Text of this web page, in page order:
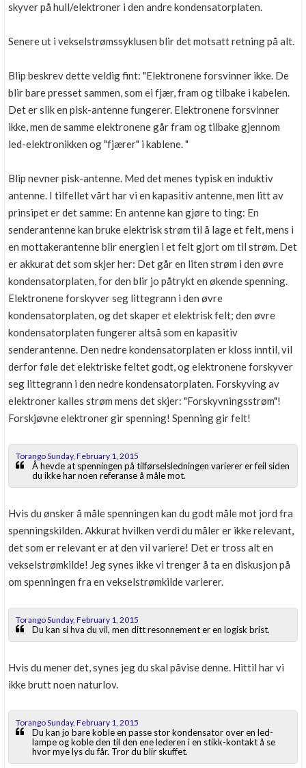
skyver på hull/elektroner i den andre kondensatorplaten.
Senere ut i vekselstrømssyklusen blir det motsatt retning på alt.
Blip beskrev dette veldig fint: "Elektronene forsvinner ikke. De
blir bare presset sammen, som ei fjær, fram og tilbake i kabelen.
Det er slik en pisk-antenne fungerer. Elektronene forsvinner
ikke, men de samme elektronene går fram og tilbake gjennom
led-elektronikken og "fjærer" i kablene. "
Blip nevner pisk-antenne. Med det menes typisk en induktiv
antenne. I tilfellet vårt har vi en kapasitiv antenne, men litt av
prinsipet er det samme: En antenne kan gjøre to ting: En
senderantenne kan bruke elektrisk strøm til å lage et felt, mens i
en mottakerantenne blir energien i et felt gjort om til strøm. Det
er akkurat det som skjer her: Det går en liten strøm i den øvre
kondensatorplaten, for den blir jo påtrykt en økende spenning.
Elektronene forskyver seg littegrann i den øvre
kondensatorplaten, og det skaper et elektrisk felt; den øvre
kondensatorplaten fungerer altså som en kapasitiv
senderantenne. Den nedre kondensatorplaten er kloss inntil, vil
derfor føle det elektriske feltet godt, og elektronene forskyver
seg littegrann i den nedre kondensatorplaten. Forskyving av
elektroner kalles strøm mens det skjer: "Forskyvningsstrøm"!
Forskjøvne elektroner gir spenning! Spenning gir felt!
Torango Sunday, February 1, 2015
Å hevde at spenningen på tilførselsledningen varierer er feil siden
du ikke har noen referanse å måle mot.
Hvis du ønsker å måle spenningen kan du godt måle mot jord fra
spenningskilden. Akkurat hvilken verdi du måler er ikke relevant,
det som er relevant er at den vil variere! Det er tross alt en
vekselstrømkilde! Jeg synes ikke vi trenger å ta en diskusjon på
om spenningen fra en vekselstrømkilde varierer.
Torango Sunday, February 1, 2015
Du kan si hva du vil, men ditt resonnement er en logisk brist.
Hvis du mener det, synes jeg du skal påvise denne. Hittil har vi
ikke brutt noen naturlov.
Torango Sunday, February 1, 2015
Du kan jo bare koble en passe stor kondensator over en led-
lampe og koble den til den ene lederen i en stikk-kontakt å se
hvor mye lys du får. Tror du blir skuffet.